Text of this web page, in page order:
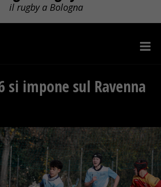
il rugby a Bologna
si impone sul Ravenna